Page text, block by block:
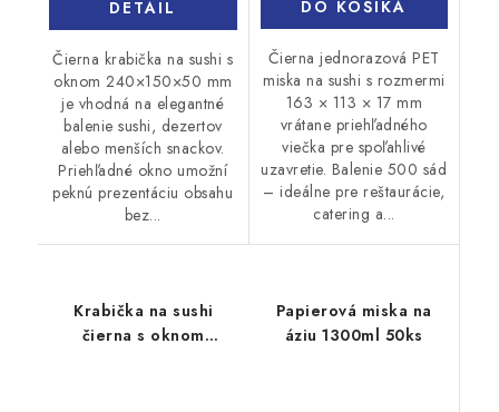
DETAIL
Čierna krabička na sushi s
oknom 240×150×50 mm
je vhodná na elegantné
balenie sushi, dezertov
alebo menších snackov.
Priehľadné okno umožní
peknú prezentáciu obsahu
bez...
DO KOŠÍKA
Čierna jednorazová PET
miska na sushi s rozmermi
163 × 113 × 17 mm
vrátane priehľadného
viečka pre spoľahlivé
uzavretie. Balenie 500 sád
– ideálne pre reštaurácie,
catering a...
Krabička na sushi
čierna s oknom
Papierová miska na
áziu 1300ml 50ks